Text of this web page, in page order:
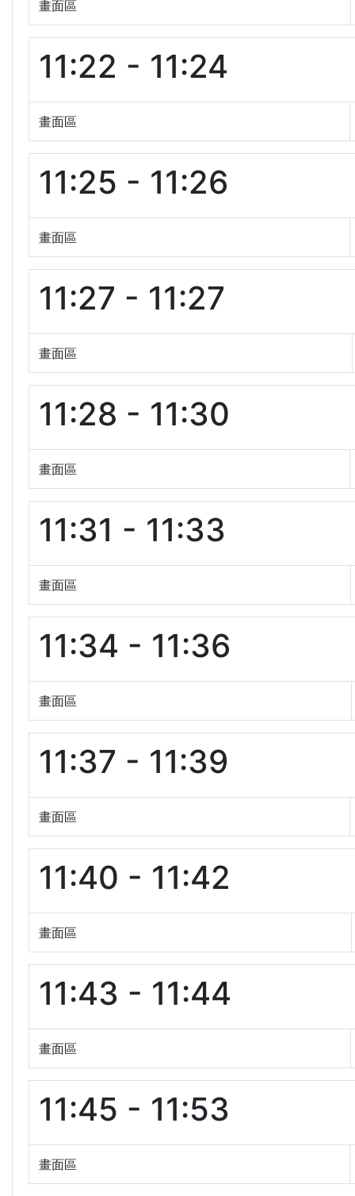
畫面區
11:22 - 11:24
畫面區
11:25 - 11:26
畫面區
11:27 - 11:27
畫面區
11:28 - 11:30
畫面區
11:31 - 11:33
畫面區
11:34 - 11:36
畫面區
11:37 - 11:39
畫面區
11:40 - 11:42
畫面區
11:43 - 11:44
畫面區
11:45 - 11:53
畫面區